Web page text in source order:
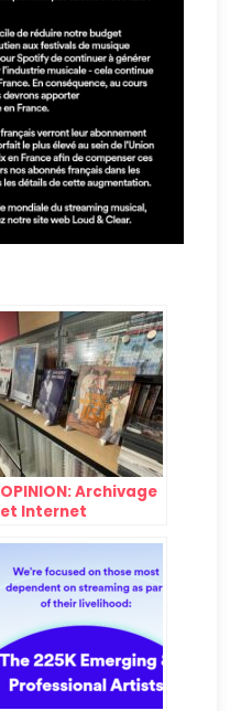
OPINION: Archivage
et Internet